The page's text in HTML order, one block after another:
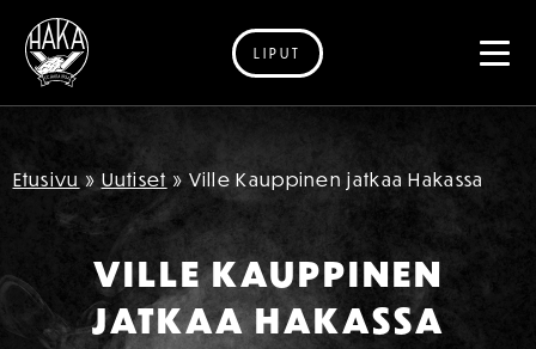
Siirry sisältöön
LIPUT
Etusivu » Uutiset » Ville Kauppinen jatkaa Hakassa
VILLE KAUPPINEN
JATKAA HAKASSA